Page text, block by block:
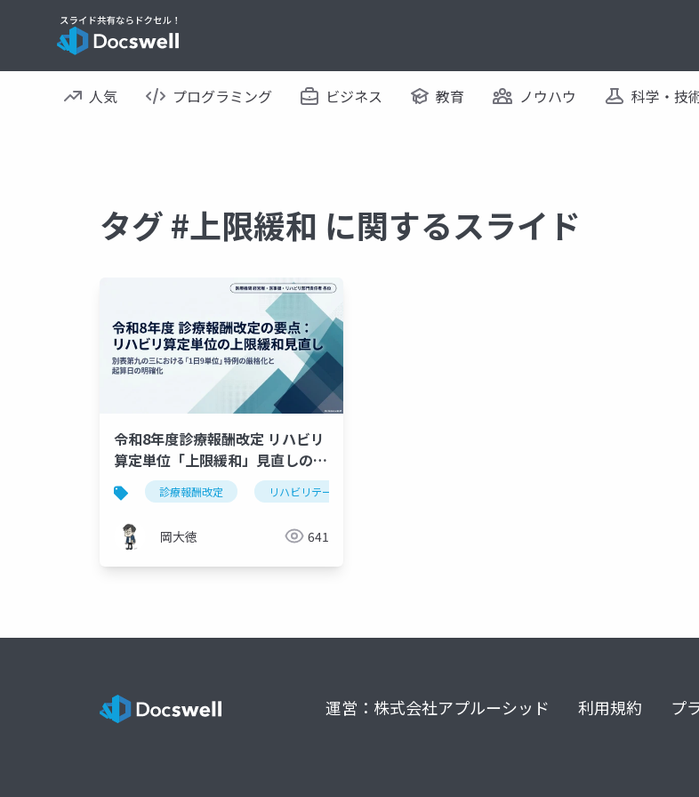
人気 プログラミング ビジネス 教育 ノウハウ 科学・技
タグ #上限緩和 に関するスライド
令和8年度診療報酬改定 リハビリ
算定単位「上限緩和」見直しの要
点
診療報酬改定 リハビリテーション
岡大徳 641
運営：株式会社アプルーシッド 利用規約 プ